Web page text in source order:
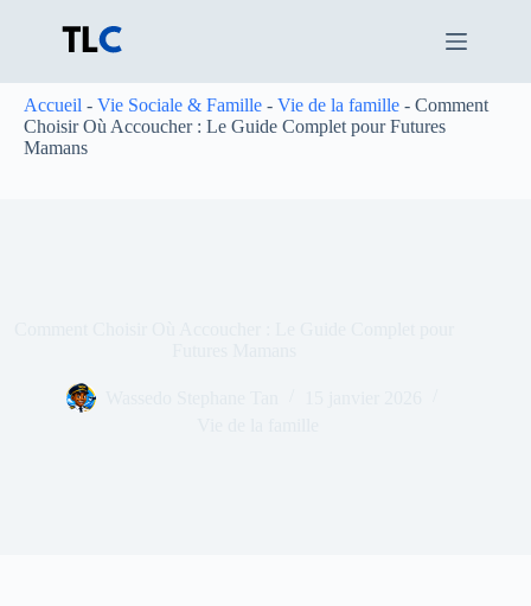
Accueil - Vie Sociale & Famille - Vie de la famille - Comment
Choisir Où Accoucher : Le Guide Complet pour Futures
Mamans